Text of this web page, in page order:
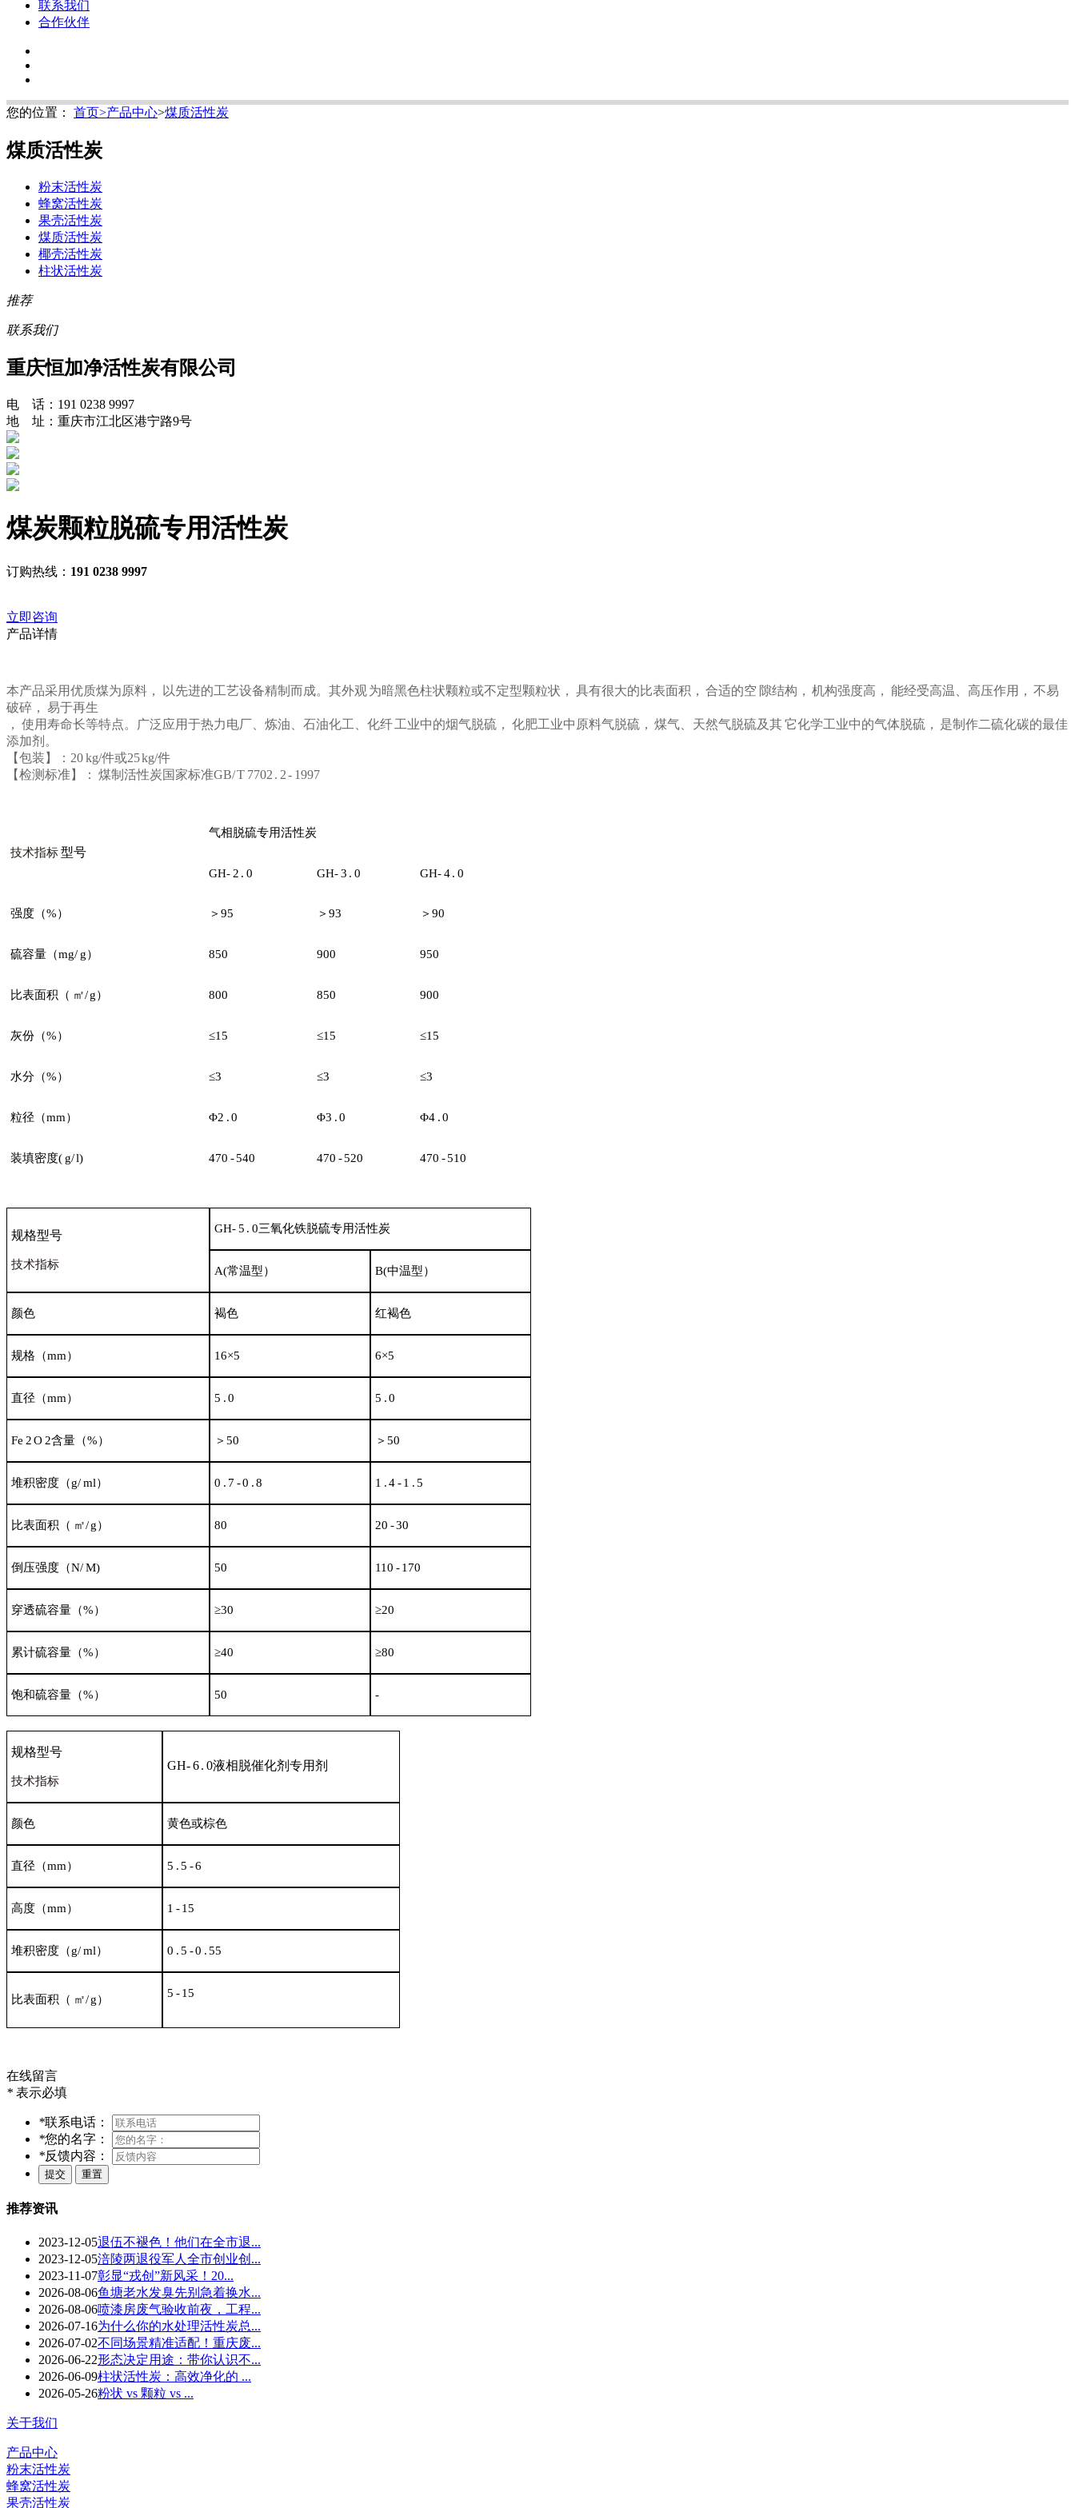
联系我们
合作伙伴
您的位置： 首页>产品中心>煤质活性炭
煤质活性炭
粉末活性炭
蜂窝活性炭
果壳活性炭
煤质活性炭
椰壳活性炭
柱状活性炭
推荐
联系我们
重庆恒加净活性炭有限公司
电 话：191 0238 9997
地 址：重庆市江北区港宁路9号
煤炭颗粒脱硫专用活性炭
订购热线： 191 0238 9997
立即咨询
产品详情
本产品采用优质煤为原料， 以先进的工艺设备精制而成。其外观 为暗黑色柱状颗粒或不定型颗粒状， 具有很大的比表面积， 合适的空 隙结构， 机构强度高， 能经受高温、高压作用， 不易
破碎， 易于再生
， 使用寿命长等特点。广泛应用于热力电厂、炼油、石油化工、化纤 工业中的烟气脱硫， 化肥工业中原料气脱硫， 煤气、天然气脱硫及其 它化学工业中的气体脱硫， 是制作二硫化碳的最佳
添加剂。
【包装】：20 kg/件或25 kg/件
【检测标准】： 煤制活性炭国家标准GB/ T 7702 . 2 - 1997
技术指标型号
气相脱硫专用活性炭
GH- 2 . 0 GH-3 . 0 GH-4 . 0
强度 （%） ＞95 ＞ 93 ＞90
硫容量 （mg/ g） 850 900 950
比表面积 （ ㎡/ g） 800 850 900
灰份 （%） ≤15 ≤15 ≤15
水分 （%） ≤3 ≤3 ≤3
粒径 （mm） Φ2 .0 Φ3 .0 Φ4 .0
装填密度( g/l) 470 -540 470 -520 470 -510
规格型号
技术指标
GH-5 . 0三氧化铁脱硫专用活性炭
A(常温型） B(中温型）
颜色 褐色 红褐色
规格 （mm） 16×5 6×5
直径 （mm） 5 .0 5 .0
Fe 2O 2含量（%） ＞50 ＞50
堆积密度 （g/ml） 0 . 7 -0 .8 1 .4- 1 .5
比表面积 （ ㎡/ g） 80 20 -30
倒压强度 （N/M) 50 110 - 170
穿透硫容量 （%） ≥30 ≥20
累计硫容量 （%） ≥40 ≥80
饱和硫容量 （%） 50 -
规格型号
技术指标
GH-6 . 0液相脱催化剂专用剂
颜色 黄色或棕色
直径 （mm） 5 .5 -6
高度 （mm） 1 - 15
堆积密度 （g/ml） 0 .5 -0 .55
比表面积 （ ㎡/ g） 5 - 15
在线留言
* 表示必填
*联系电话：
*您的名字：
*反馈内容：
推荐资讯
2023-12-05退伍不褪色！他们在全市退...
2023-12-05涪陵两退役军人全市创业创...
2023-11-07彰显“戎创”新风采！20...
2026-08-06鱼塘老水发臭先别急着换水...
2026-08-06喷漆房废气验收前夜，工程...
2026-07-16为什么你的水处理活性炭总...
2026-07-02不同场景精准适配！重庆废...
2026-06-22形态决定用途：带你认识不...
2026-06-09柱状活性炭：高效净化的 ...
2026-05-26粉状 vs 颗粒 vs ...
关于我们
产品中心
粉末活性炭
蜂窝活性炭
果壳活性炭